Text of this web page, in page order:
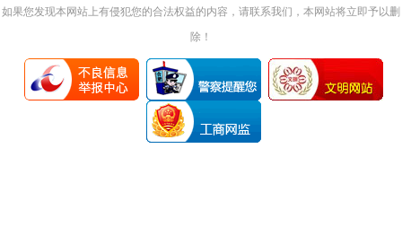
如果您发现本网站上有侵犯您的合法权益的内容，请联系我们，本网站将立即予以删
除！